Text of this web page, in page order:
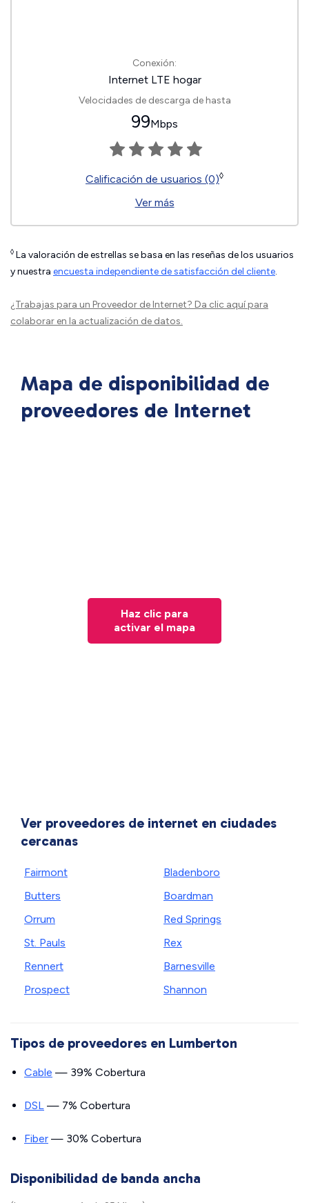
Conexión:
Internet LTE hogar
Velocidades de descarga de hasta
99Mbps
Calificación de usuarios (0)◊
Ver más
◊ La valoración de estrellas se basa en las reseñas de los usuarios
y nuestra encuesta independiente de satisfacción del cliente.
¿Trabajas para un Proveedor de Internet? Da clic aquípara
colaborar en la actualización de datos.
Mapa de disponibilidad de
proveedores de Internet
Haz clic para
activar el mapa
Ver proveedores de internet en ciudades
cercanas
Fairmont
Butters
Orrum
St. Pauls
Rennert
Prospect
Bladenboro
Boardman
Red Springs
Rex
Barnesville
Shannon
Tipos de proveedores en Lumberton
Cable — 39% Cobertura
DSL — 7% Cobertura
Fiber — 30% Cobertura
Disponibilidad de banda ancha